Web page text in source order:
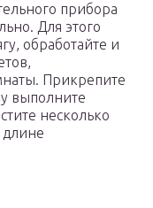
прибора
Для этого
обработайте и
Прикрепите
выполните
несколько
длине